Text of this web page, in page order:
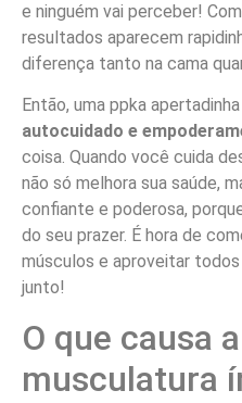
e ninguém vai perceber!
resultados aparecem
diferença tanto na cama
Então, uma ppka
autocuidado e
coisa. Quando você cuida
não só melhora sua saúde,
confiante e poderosa,
do seu prazer. É hora de
músculos e aproveitar
junto!
O que causa
musculatura